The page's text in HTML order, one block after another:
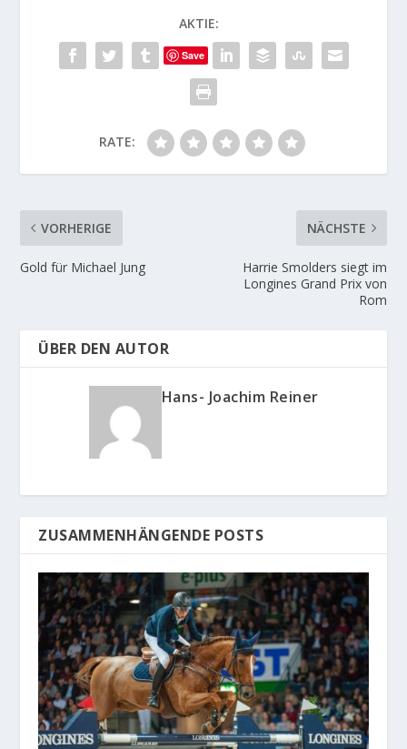
AKTIE:
Save
RATE:
VORHERIGE
Gold für Michael Jung
NÄCHSTE
Harrie Smolders siegt im
Longines Grand Prix von
Rom
ÜBER DEN AUTOR
Hans- Joachim Reiner
ZUSAMMENHÄNGENDE POSTS